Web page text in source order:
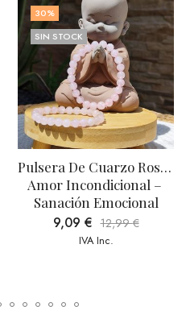
30%
SIN STOCK
Pulsera De Cuarzo Rosa |
Amor Incondicional –
Sanación Emocional
9,09 € 12,99€
IVA Inc.